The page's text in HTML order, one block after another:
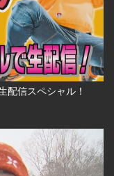
配信スペシャル！